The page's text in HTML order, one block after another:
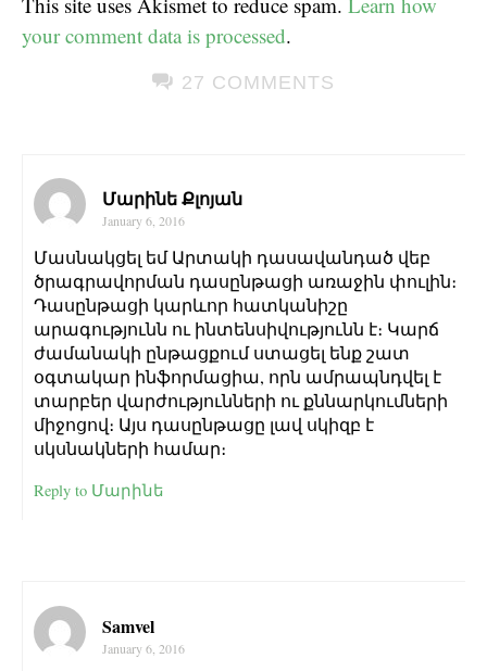
your comment data is processed.
27 COMMENTS
Մարինե Քլոյան
January 6, 2016
Մասնակցել եմ Արտակի դասավանդած վեբ
ծրագրավորման դասընթացի առաջին փուլին։
Դասընթացի կարևոր հատկանիշը
արագությունն ու ինտենսիվությունն է։ Կարճ
ժամանակի ընթացքում ստացել ենք շատ
օգտակար ինֆորմացիա, որն ամրապնդվել է
տարբեր վարժությունների ու քննարկումների
միջոցով։ Այս դասընթացը լավ սկիզբ է
սկսնակների համար։
Reply to Մարինե
Samvel
January 6, 2016